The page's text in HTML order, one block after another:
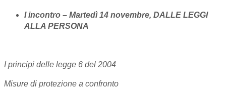
I incontro – Martedì 14 novembre, DALLE LEGGI
ALLA PERSONA
I principi delle legge 6 del 2004
Misure di protezione a confronto